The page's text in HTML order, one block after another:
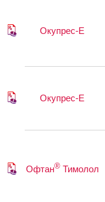
Окупрес-Е
Окупрес-Е
Офтан®Тимолол